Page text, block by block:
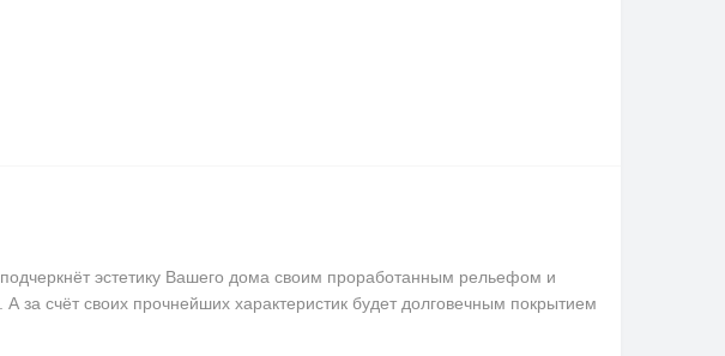
эстетику Вашего дома своим проработанным рельефом и
счёт своих прочнейших характеристик будет долговечным покрытием